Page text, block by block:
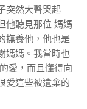
突然大聲哭起
他聽見那位 媽媽
撫養他，他也是
媽媽。我當時也
愛，而且懂得向
愛這些被遺棄的